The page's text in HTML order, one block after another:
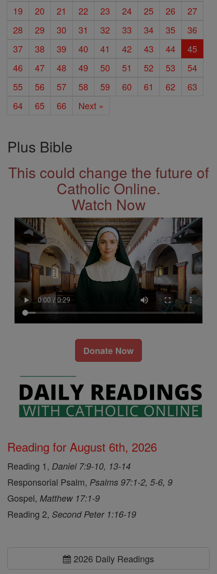
19
20 21 22 23 24 25 26
27
28
29 30 31 32 33 34 35
36
37
38 39 40 41 42 43 44
45
46
47 48 49 50 51 52 53
54
55
56 57 58 59 60 61 62
63
64
65 66 Next »
Plus Bible
This could change the future of
Catholic Online.
Watch Now
Donate Now
Reading for August 6th, 2026
Reading 1, Daniel 7:9-10, 13-14
Responsorial Psalm, Psalms 97:1-2, 5-6, 9
Gospel, Matthew 17:1-9
Reading 2, Second Peter 1:16-19
2026 Daily Readings